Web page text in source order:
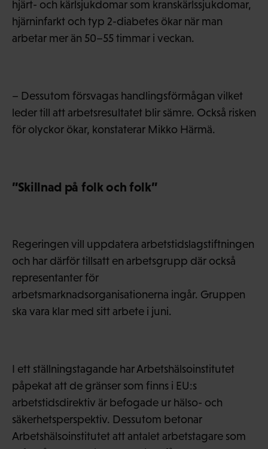
hjärt- och kärlsjukdomar som kranskärlssjukdomar,
hjärninfarkt och typ 2-diabetes ökar när man
arbetar mer än 50–55 timmar i veckan.
– Dessutom försvagas handlingsförmågan vilket
leder till att arbetsresultatet blir sämre. Också risken
för olyckor ökar, konstaterar Mikko Härmä.
”Skillnad på folk och folk”
Regeringen vill uppdatera arbetstidslagstiftningen
och har därför tillsatt en arbetsgrupp där också
representanter för
arbetsmarknadsorganisationerna ingår. Gruppen
ska vara klar med sitt arbete i juni.
I ett ställningstagande har Arbetshälsoinstitutet
påpekat att de gränser som finns i EU:s
arbetstidsdirektiv är befogade ur hälso- och
säkerhetsperspektiv. Dessutom betonar
Arbetshälsoinstitutet att antalet arbetstagare som